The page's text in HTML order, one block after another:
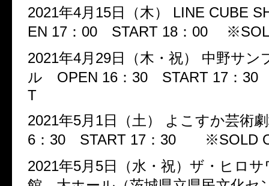
2021年4月15日（木） LINE CUBE
EN 17：00 START 18：00
2021年4月29日（木・祝） 中野サン
ル OPEN 16：30 START 17：
T
2021年5月1日（土） よこすか芸術
6：30 START 17：30 ※SOLD
2021年5月5日（水・祝）ザ・ヒロ